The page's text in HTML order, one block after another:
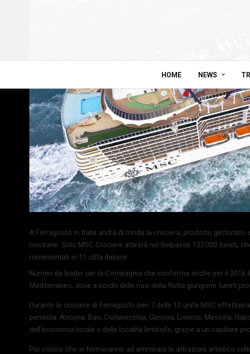
HOME NEWS
A Ferragosto in Italia andrà di moda la crociera, prodotto
nostrane. Solo MSC Crociere attirerà nel Belpaese 133.000 turisti,
movimentati in 11 città italiane.
Numeri da leader per la Compagnia che conferma anche per il
Mediterraneo, dove a bordo delle navi della flotta giungono turisti
Durante le crociere di Ferragosto ben 7 delle 12 unità MSC
penisola: Ancona, Bari, Civitavecchia, Genova, Livorno, Messina,
dell’economia locale e delle località limitrofe, grazie a un capillare
Per coloro che si fermeranno ad ammirare le attrazioni artistico